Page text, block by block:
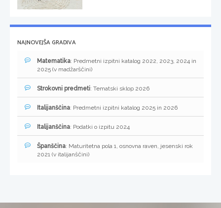
NAJNOVEJŠA GRADIVA
Matematika: Predmetni izpitni katalog 2022, 2023, 2024 in
2025 (v madžarščini)
Strokovni predmeti: Tematski sklop 2026
Italijanščina: Predmetni izpitni katalog 2025 in 2026
Italijanščina: Podatki o izpitu 2024
Španščina: Maturitetna pola 1, osnovna raven, jesenski rok
2021 (v italijanščini)